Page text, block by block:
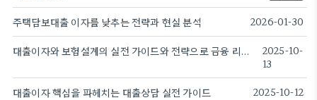
주택담보대출 이자를 낮추는 전략과 현실 분석 2026-01-30
대출이자와 보험설계의 실전 가이드와 전략으로 금융 리스크를 관리한다
2025-10-
13
대출이자 핵심을 파헤치는 대출상담 실전 가이드 2025-10-12